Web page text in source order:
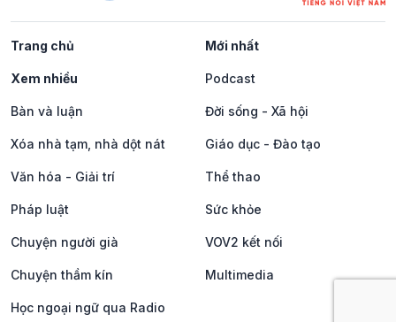
Trang chủ Mới nhất
Xem nhiều Podcast
Bàn và luận Đời sống - Xã hội
Xóa nhà tạm, nhà dột nát Giáo dục - Đào tạo
Văn hóa - Giải trí Thể thao
Pháp luật Sức khỏe
Chuyện người già VOV2 kết nối
Chuyện thầm kín Multimedia
Học ngoại ngữ qua Radio